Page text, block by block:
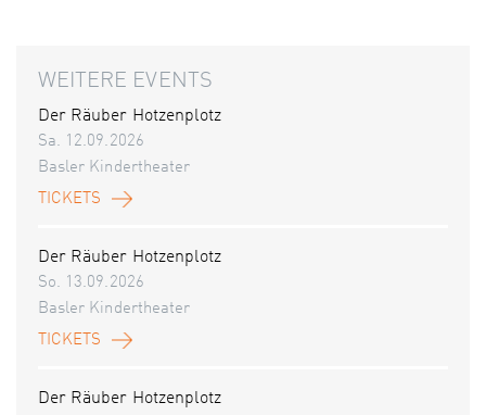
WEITERE EVENTS
Der Räuber Hotzenplotz
Sa. 12.09.2026
Basler Kindertheater
TICKETS
Der Räuber Hotzenplotz
So. 13.09.2026
Basler Kindertheater
TICKETS
Der Räuber Hotzenplotz